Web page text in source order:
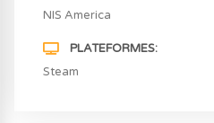
NIS America
PLATEFORMES
Steam